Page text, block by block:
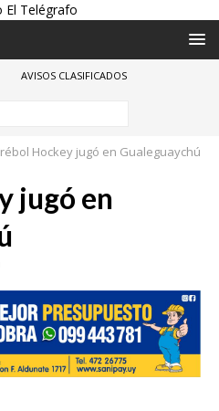
AVISOS CLASIFICADOS
Hockey jugó en Gualeguaychú
jugó en